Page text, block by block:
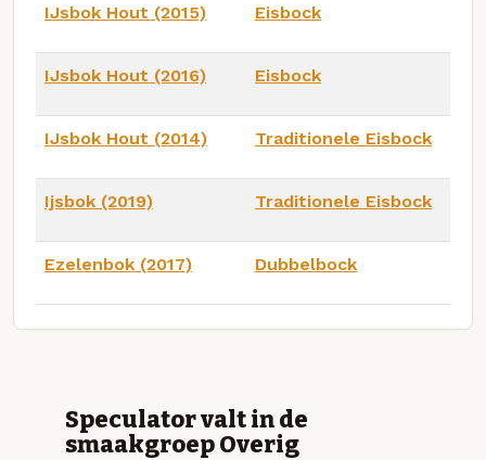
IJsbok Hout (2015) Eisbock
IJsbok Hout (2016) Eisbock
IJsbok Hout (2014) Traditionele Eisbock
Ijsbok (2019) Traditionele Eisbock
Ezelenbok (2017) Dubbelbock
Speculator valt in de
smaakgroep Overig